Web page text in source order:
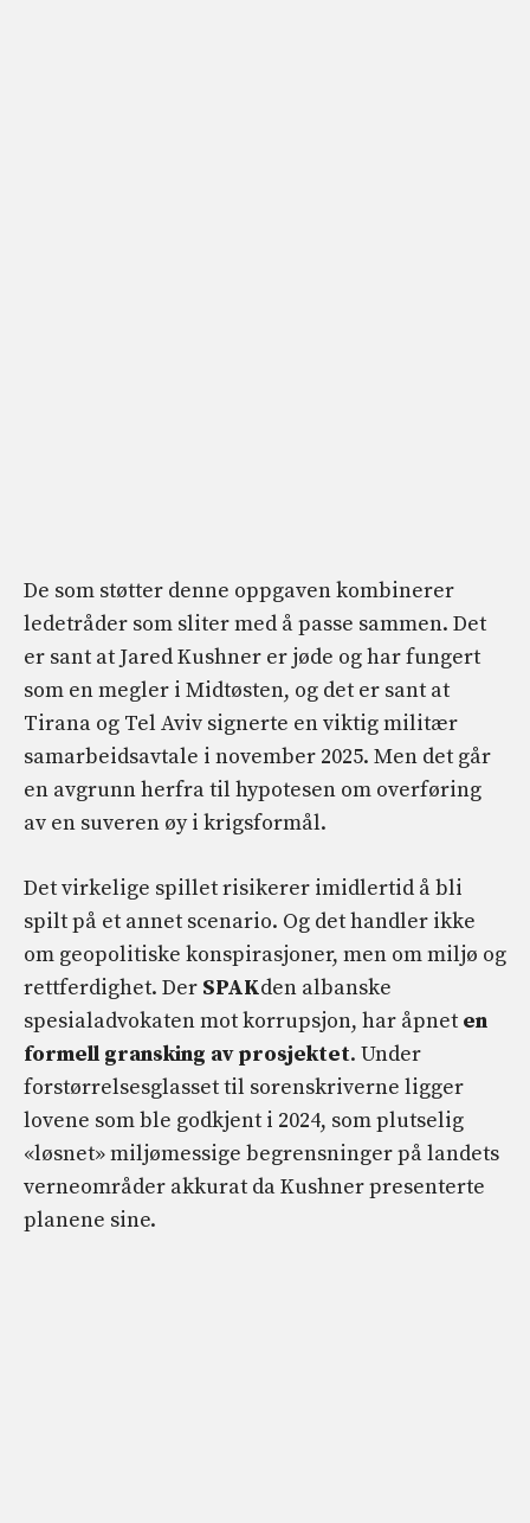
De som støtter denne oppgaven kombinerer
ledetråder som sliter med å passe sammen. Det
er sant at Jared Kushner er jøde og har fungert
som en megler i Midtøsten, og det er sant at
Tirana og Tel Aviv signerte en viktig militær
samarbeidsavtale i november 2025. Men det går
en avgrunn herfra til hypotesen om overføring
av en suveren øy i krigsformål.
Det virkelige spillet risikerer imidlertid å bli
spilt på et annet scenario. Og det handler ikke
om geopolitiske konspirasjoner, men om miljø og
rettferdighet. Der SPAKden albanske
spesialadvokaten mot korrupsjon, har åpnet en
formell gransking av prosjektet. Under
forstørrelsesglasset til sorenskriverne ligger
lovene som ble godkjent i 2024, som plutselig
«løsnet» miljømessige begrensninger på landets
verneområder akkurat da Kushner presenterte
planene sine.